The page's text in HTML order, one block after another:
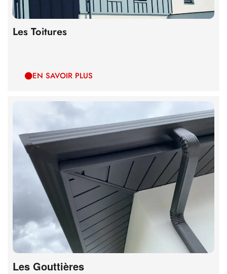
Les Toitures
EN SAVOIR PLUS
Les Gouttières